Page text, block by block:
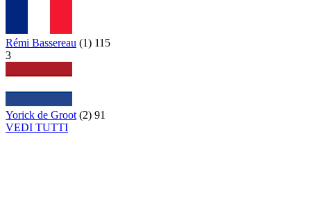
Rémi Bassereau (1) 115
3
Yorick de Groot (2) 91
VEDI TUTTI